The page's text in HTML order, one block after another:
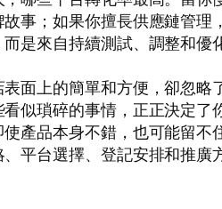
事；如果你擅長供應鏈管理
是來自持續測試、調整和優化
面上的簡單和方便，卻忽略
似瑣碎的事情，正正決定了
產品本身不錯，也可能留不
平台選擇、登記安排和推廣